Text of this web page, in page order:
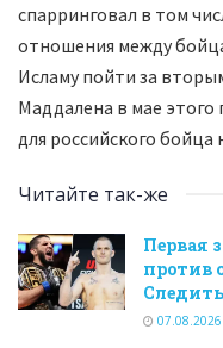
спарринговал в том
отношения между
Исламу пойти за
Маддалена в мае этого
для российского бойца
Читайте так-же
Первая
против
07.08.2026